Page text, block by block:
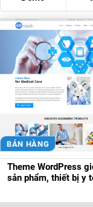
BÁN HÀNG
Theme WordPress
sản phẩm, thiết bị y